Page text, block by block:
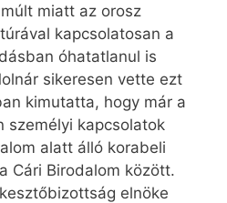
miatt az orosz
kapcsolatosan a
óhatatlanul is
sikeresen vette ezt
kimutatta, hogy már a
személyi kapcsolatok
alatt álló korabeli
Cári Birodalom között.
elnöke